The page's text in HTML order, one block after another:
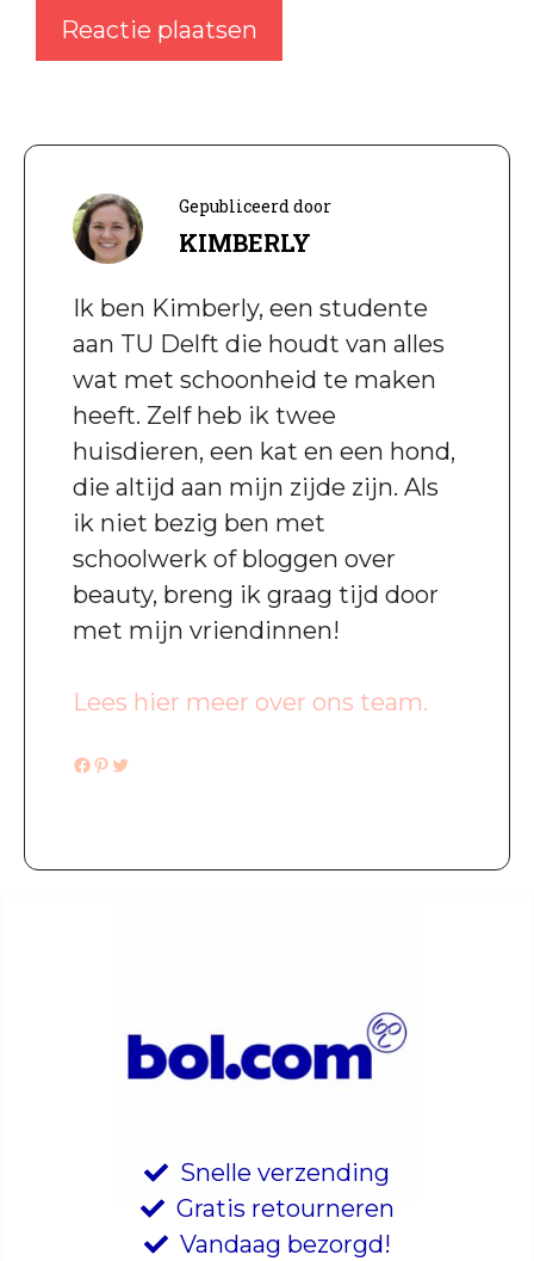
Gepubliceerd door
KIMBERLY
Ik ben Kimberly, een studente
aan TU Delft die houdt van alles
wat met schoonheid te maken
heeft. Zelf heb ik twee
huisdieren, een kat en een hond,
die altijd aan mijn zijde zijn. Als
ik niet bezig ben met
schoolwerk of bloggen over
beauty, breng ik graag tijd door
met mijn vriendinnen!
Lees hier meer over ons team.
Facebook
Pinterest
Twitter
Snelle verzending
Gratis retourneren
Vandaag bezorgd!